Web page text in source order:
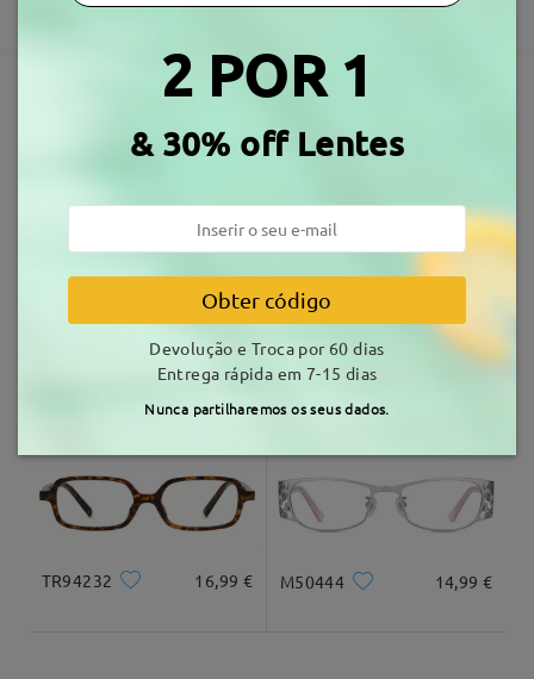
Simplesmente perfeitos. Lentes super finas e
armação leve. Adoro!
Sep 23 , 2025
Comentários
Escrever um Comentário
Armações Similares
10,99 € TM65167 18,99 €
TR94232 16,99 € M50444 14,99 €
2 POR 1
& 30% off Lentes
Obter código
Devolução e Troca por 60 dias
Entrega rápida em 7-15 dias
Nunca partilharemos os seus dados.